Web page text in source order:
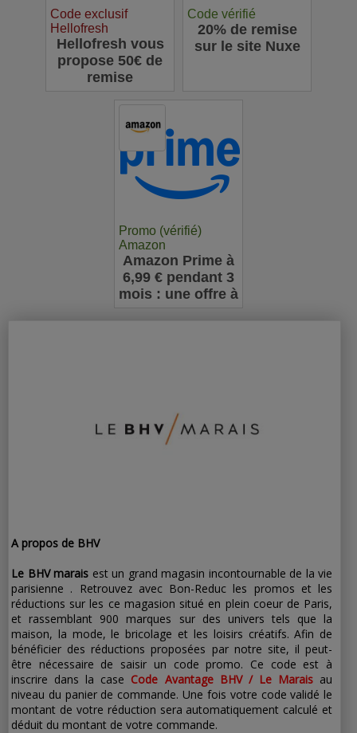
Code exclusif
Hellofresh
Hellofresh vous
propose 50€ de
remise
Code vérifié
20% de remise
sur le site Nuxe
Promo (vérifié)
Amazon
Amazon Prime à
6,99 € pendant 3
mois : une offre à
A propos de BHV
Le BHV marais est un grand magasin incontournable de la vie
parisienne . Retrouvez avec Bon-Reduc les promos et les
réductions sur les ce magasion situé en plein coeur de Paris,
et rassemblant 900 marques sur des univers tels que la
maison, la mode, le bricolage et les loisirs créatifs. Afin de
bénéficier des réductions proposées par notre site, il peut-
être nécessaire de saisir un code promo. Ce code est à
inscrire dans la case Code Avantage BHV / Le Marais au
niveau du panier de commande. Une fois votre code validé le
montant de votre réduction sera automatiquement calculé et
déduit du montant de votre commande.